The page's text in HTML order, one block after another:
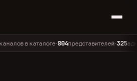
в каталоге•804представителей•325